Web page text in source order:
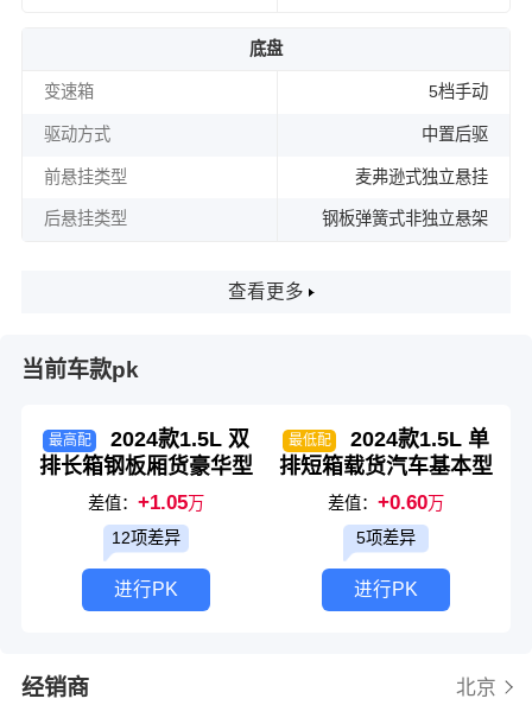
底盘
变速箱 5档手动
驱动方式 中置后驱
前悬挂类型 麦弗逊式独立悬挂
后悬挂类型 钢板弹簧式非独立悬架
查看更多
当前车款pk
最高配
2024款1.5L 双
排长箱钢板厢货豪华型
差值：+1.05万
12项差异
进行PK
最低配
2024款1.5L 单
排短箱载货汽车基本型
差值： +0.60万
5项差异
进行PK
经销商 北京